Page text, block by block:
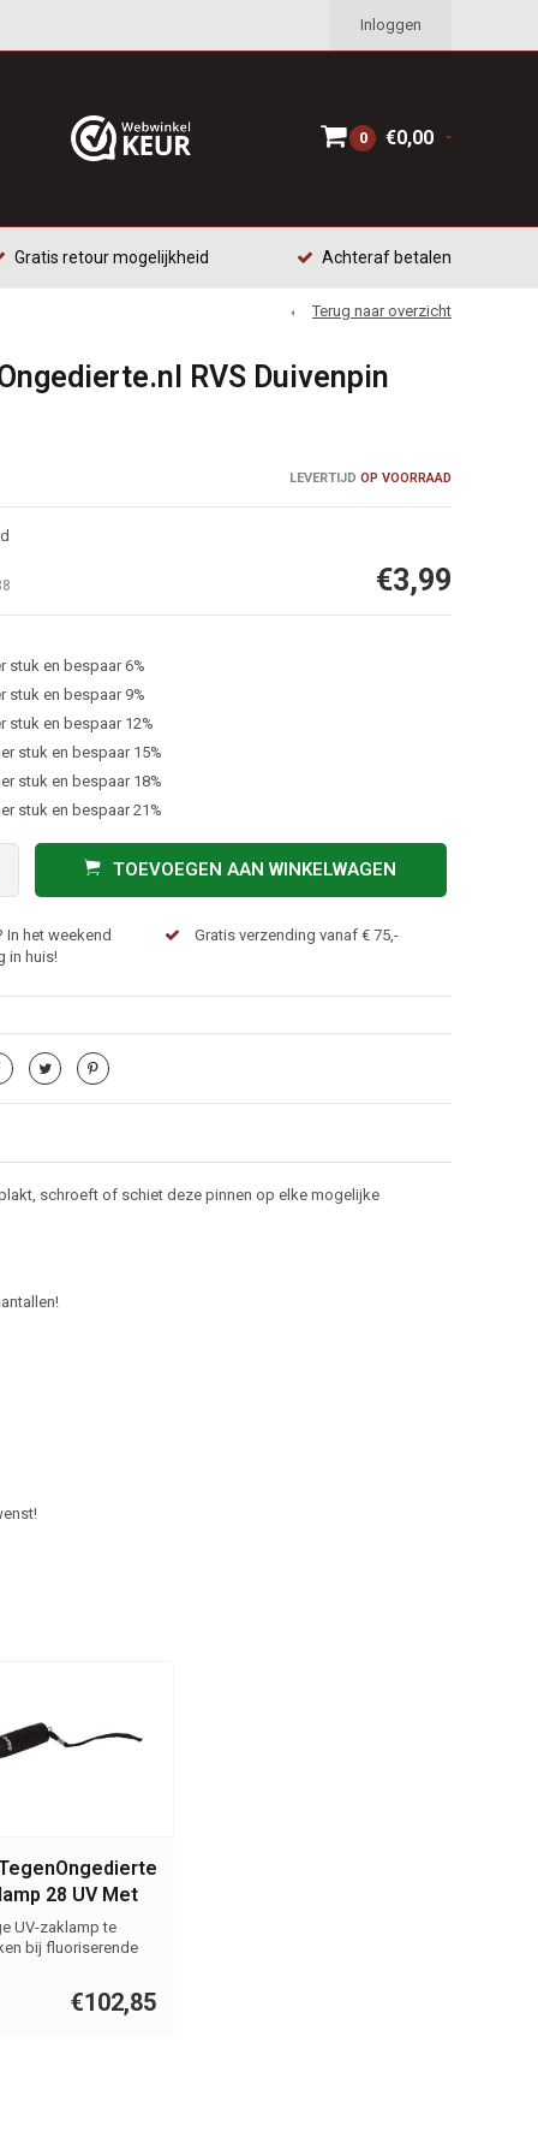
Inloggen
0 €0,00
Gratis retour mogelijkheid Achteraf betalen
Terug naar overzicht
RVS Duivenpin
LEVERTIJD OP VOORRAAD
€3,99
stuk en bespaar 6%
stuk en bespaar 9%
stuk en bespaar 12%
stuk en bespaar 15%
stuk en bespaar 18%
stuk en bespaar 21%
TOEVOEGEN AAN WINKELWAGEN
In het weekend
in huis!
Gratis verzending vanaf € 75,-
schroeft of schiet deze pinnen op elke mogelijke
28 UV Met
Led Lampjes
UV-zaklamp te
bij fluoriserende
€102,85